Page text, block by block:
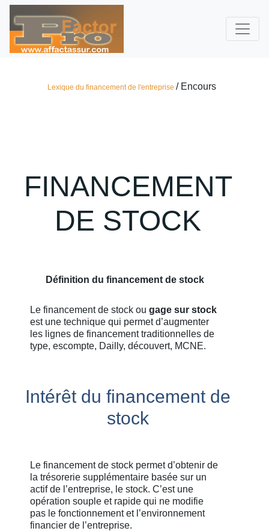
Lexique du financement de l'entreprise / Encours
FINANCEMENT
DE STOCK
Définition du financement de stock
Le financement de stock ou gage sur stock
est une technique qui permet d’augmenter
les lignes de financement traditionnelles de
type, escompte, Dailly, découvert, MCNE.
Intérêt du financement de
stock
Le financement de stock permet d’obtenir de
la trésorerie supplémentaire basée sur un
actif de l’entreprise, le stock. C’est une
opération souple et rapide qui ne modifie
pas le fonctionnement et l’environnement
financier de l’entreprise.